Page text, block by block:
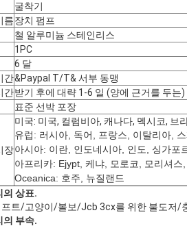
굴착기
름장치 펌프
철 알루미늄 스테인리스
1PC
6 달
간&Paypal T/T& 서부 동맹
간받기 후에 대략 1-6 일 (양에 근거를 두는)
표준 선박 포장
장
미국: 미국, 컬럼비아, 캐나다, 멕시코, 브
유럽: 러시아, 독어, 프랑스, 이탈리아,
아시아: 이란, 인도네시아, 인도, 싱가포
아프리카: Ejypt, 케냐, 모로코, 모리셔스
Oceanica: 호주, 뉴질랜드
의 상표.
프트/고양이/볼보/Jcb 3cx를 위한 불도저/
의 부속.